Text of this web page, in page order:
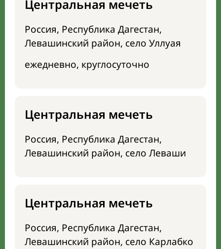
Центральная мечеть
Россия, Республика Дагестан,
Левашинский район, село Уллуая
ежедневно, круглосуточно
Центральная мечеть
Россия, Республика Дагестан,
Левашинский район, село Леваши
Центральная мечеть
Россия, Республика Дагестан,
Левашинский район, село Карлабко